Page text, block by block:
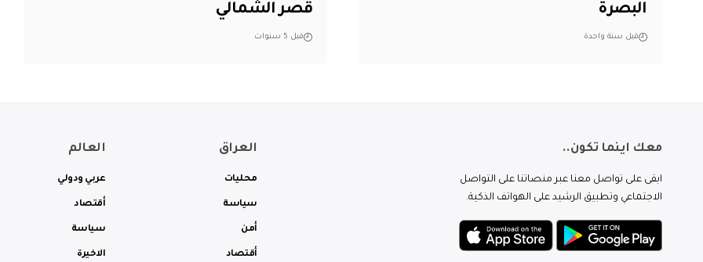
البصرة
قبل سنة واحدة
قصر الشمالي
قبل 5 سنوات
معك اينما تكون..
ابقى على تواصل معنا عبر منصاتنا على التواصل
الاجتماعي وتطبيق الرشيد على الهواتف الذكية.
العراق
محليات
سياسة
أمن
أقتصاد
العالم
عربي ودولي
أقتصاد
سياسة
الاخيرة